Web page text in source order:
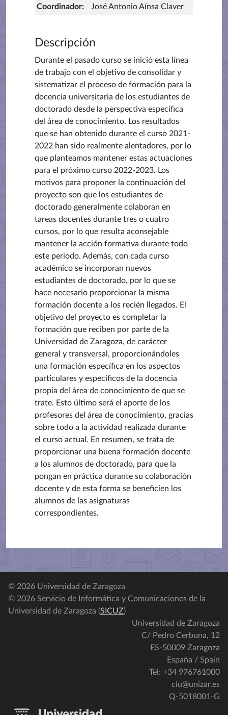
Coordinador: José Antonio Aínsa Claver
Descripción
Durante el pasado curso se inició esta línea
de trabajo con el objetivo de consolidar y
sistematizar el proceso de formación para la
docencia universitaria de los estudiantes de
doctorado desde la perspectiva específica
del área de conocimiento. Los resultados
que se han obtenido durante el curso 2021-
2022 han sido realmente alentadores, por lo
que planteamos mantener estas actuaciones
para el próximo curso 2022-2023. Los
motivos para proponer la continuación del
proyecto son que los estudiantes de
doctorado generalmente colaboran en
tareas docentes durante tres o cuatro
cursos, por lo que resulta aconsejable
mantener la acción formativa durante todo
este periodo. Además, con cada curso
académico se incorporan nuevos
estudiantes de doctorado, por lo que se
hace necesario proporcionar la misma
formación docente a los recién llegados. El
objetivo del proyecto es completar la
formación que reciben por parte de la
Universidad de Zaragoza, de carácter
general y transversal, proporcionándoles
una formación específica en los aspectos
particulares y específicos de la docencia
propia del área de conocimiento de que se
trate. Esto último será el aporte de los
profesores del área de conocimiento, gracias
sobre todo a la actividad realizada durante
el curso actual. En resumen, se trata de
proporcionar una buena formación docente
a los alumnos de doctorado, para que la
pongan en práctica durante su colaboración
docente y de esta forma se beneficien los
alumnos de las asignaturas
correspondientes.
© 2026 Universidad de Zaragoza
© 2026 Servicio de Informática y Comunicaciones de la
Universidad de Zaragoza (SICUZ)
Universidad de Zaragoza
C/ Pedro Cerbuna, 12
ES-50009 Zaragoza
España / Spain
Tel: +34 976761000
ciu@unizar.es
Q-5018001-G